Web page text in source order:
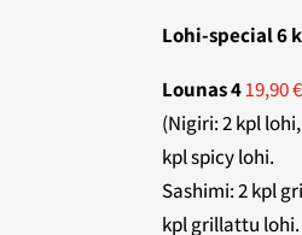
Lohi-special 6
Lounas 419,90 €
(Nigiri: 2 kpl
kpl spicy lohi.
Sashimi: 2 kpl
kpl grillattu lohi.